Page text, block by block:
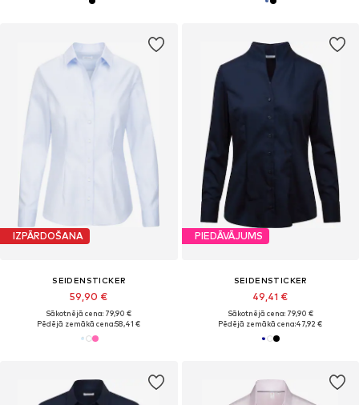
IZPĀRDOŠANA
SEIDENSTICKER
59,90 €
Sākotnējā cena: 79,90 €
Pēdējā zemākā cena:58,41 €
PIEDĀVĀJUMS
SEIDENSTICKER
49,41 €
Sākotnējā cena: 79,90 €
Pēdējā zemākā cena:47,92 €